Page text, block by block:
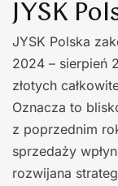
JYSK
JYSK Polska
2024 – sierpień
złotych
Oznacza to
z poprzednim
sprzedaży
rozwijana